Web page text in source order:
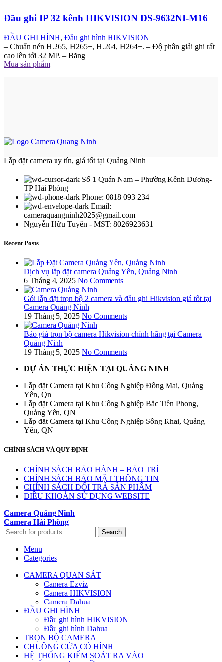
Đầu ghi IP 32 kênh HIKVISION DS-9632NI-M16
ĐẦU GHI HÌNH, Đầu ghi hình HIKVISION
– Chuẩn nén H.265, H265+, H.264, H264+. – Độ phân giải ghi rất
cao lên tới 32 MP. – Băng
Mua sản phẩm
Lắp đặt camera uy tín, giá tốt tại Quảng Ninh
Số 1 Quán Nam – Phường Kênh Dương-
TP Hải Phòng
Phone: 0818 093 234
Email:
cameraquangninh2025@gmail.com
Nguyễn Hữu Tuyên - MST: 8026923631
Recent Posts
Dịch vụ lắp đặt camera Quảng Yên, Quảng Ninh
6 Tháng 4, 2025 No Comments
Gói lắp đặt trọn bộ 2 camera và đầu ghi Hikvision giá tốt tại
Camera Quảng Ninh
19 Tháng 5, 2025 No Comments
Báo giá trọn bộ camera Hikvision chính hãng tại Camera
Quảng Ninh
19 Tháng 5, 2025 No Comments
DỰ ÁN THỰC HIỆN TẠI QUẢNG NINH
Lắp đặt Camera tại Khu Công Nghiệp Đông Mai, Quảng
Yên, Qn
Lắp đặt Camera tại Khu Công Nghiệp Bắc Tiền Phong,
Quảng Yên, QN
Lắp đăt Camera tại Khu Công Nghiệp Sông Khai, Quảng
Yên, QN
CHÍNH SÁCH VÀ QUY ĐỊNH
CHÍNH SÁCH BẢO HÀNH – BẢO TRÌ
CHÍNH SÁCH BẢO MẬT THÔNG TIN
CHÍNH SÁCH ĐỔI TRẢ SẢN PHẨM
ĐIỀU KHOẢN SỬ DỤNG WEBSITE
Camera Quảng Ninh
Camera Hải Phòng
Search
Menu
Categories
CAMERA QUAN SÁT
Camera Ezviz
Camera HIKVISION
Camera Dahua
ĐẦU GHI HÌNH
Đầu ghi hình HIKVISION
Đầu ghi hình Dahua
TRỌN BỘ CAMERA
CHUÔNG CỬA CÓ HÌNH
HỆ THỐNG KIỂM SOÁT RA VÀO